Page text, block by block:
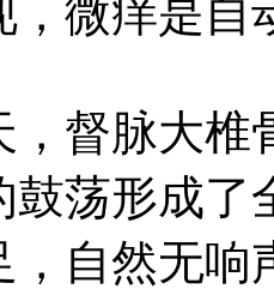
，微痒是自
脉大椎
鼓荡形成了
，自然无响